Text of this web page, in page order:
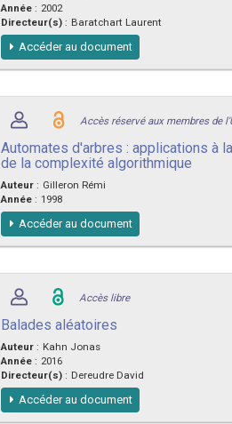
Année : 2002
Directeur(s) : Baratchart Laurent
Accéder au document
Accès réservé aux membres de
Automates d'arbres : applications à
de la complexité algorithmique
Auteur : Gilleron Rémi
Année : 1998
Accéder au document
Accès libre
Balades aléatoires
Auteur : Kahn Jonas
Année : 2016
Directeur(s) : Dereudre David
Accéder au document